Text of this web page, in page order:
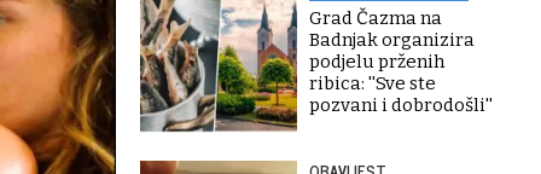
Grad Čazma na
Badnjak organizira
podjelu prženih
ribica: ''Sve ste
pozvani i dobrodošli''